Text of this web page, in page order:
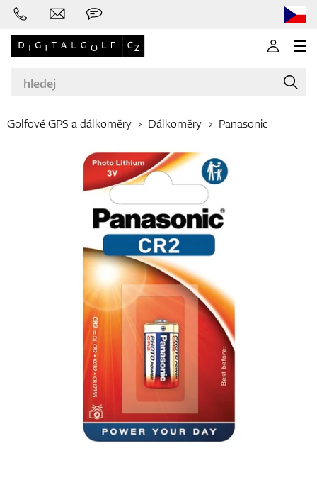
Značky
Golfové hole
Oblečení
Boty
Rukavice
Golfové GPS a dálkoměry Dálkoměry Panasonic